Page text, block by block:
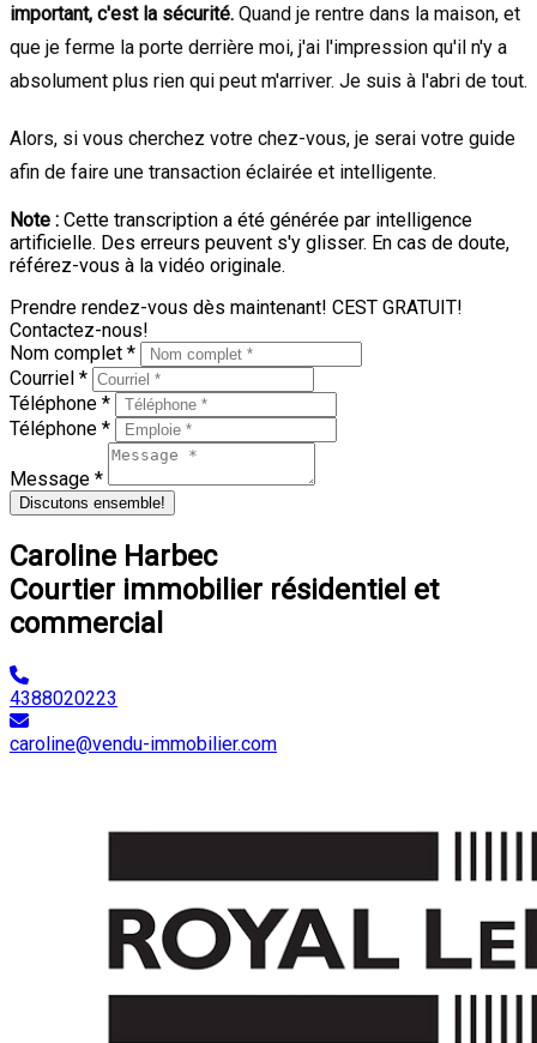
important, c'est la sécurité. Quand je rentre dans la maison, et
que je ferme la porte derrière moi, j'ai l'impression qu'il n'y a
absolument plus rien qui peut m'arriver. Je suis à l'abri de tout.
Alors, si vous cherchez votre chez-vous, je serai votre guide
afin de faire une transaction éclairée et intelligente.
Note : Cette transcription a été générée par intelligence
artificielle. Des erreurs peuvent s'y glisser. En cas de doute,
référez-vous à la vidéo originale.
Prendre rendez-vous dès maintenant! CEST GRATUIT!
Contactez-nous!
Nom complet *
Courriel *
Téléphone *
Téléphone *
Message *
Discutons ensemble!
Caroline Harbec
Courtier immobilier résidentiel et
commercial
4388020223
caroline@vendu-immobilier.com